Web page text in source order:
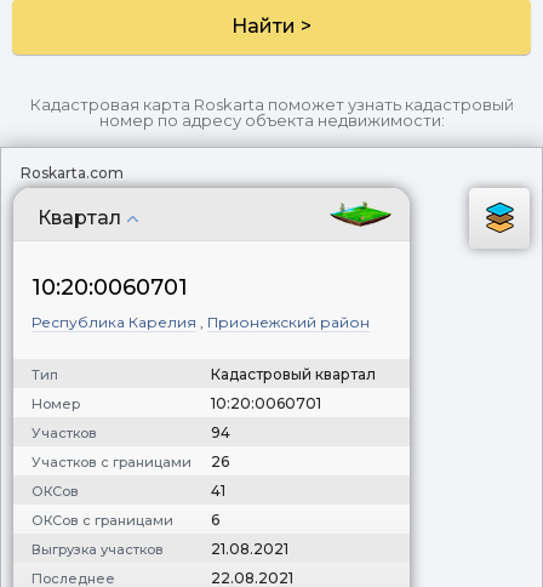
Найти >
Кадастровая карта Roskarta поможет узнать кадастровый
номер по адресу объекта недвижимости:
Roskarta.com
Квартал
10:20:0060701
Республика Карелия Прионежский район
Тип Кадастровый квартал
Номер 10:20:0060701
Участков 94
Участков с границами 26
ОКСов 41
ОКСов с границами 6
Выгрузка участков 21.08.2021
Последнее
22.08.2021